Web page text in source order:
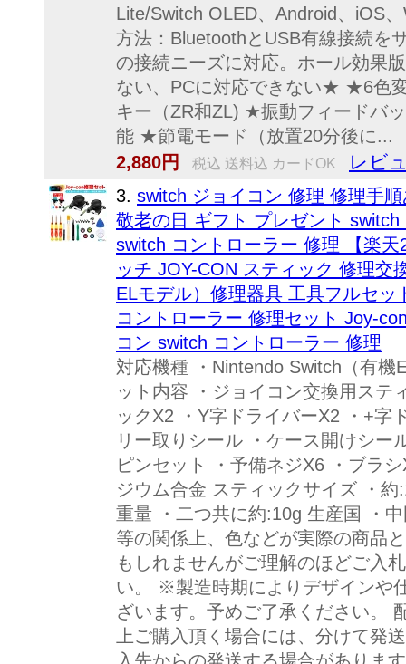
Lite/Switch OLED、Android、iOS
方法：BluetoothとUSB有線接続を
の接続ニーズに対応。ホール効果
ない、PCに対応できない★ ★6色
キー（ZR和ZL) ★振動フィードバ
能 ★節電モード（放置20分後に...
2,880円
税込 送料込 カードOK レビ
3. switch ジョイコン 修理 修理手
敬老の日 ギフト プレゼント
switch コントローラー 修理 【楽
ッチ JOY-CON スティック 修理交
ELモデル）修理器具 工具フルセ
コントローラー 修理セット Joy-
コン switch コントローラー 修理
対応機種 ・Nintendo Switch（有
ット内容 ・ジョイコン交換用ステ
ックX2 ・Y字ドライバーX2 ・+字
リー取りシール ・ケース開けシー
ピンセット ・予備ネジX6 ・ブラ
ジウム合金 スティックサイズ ・
重量 ・二つ共に約:10g 生産国 ・
等の関係上、色などが実際の商品
もしれませんがご理解のほどご入
い。 ※製造時期によりデザインや
ざいます。予めご了承ください。
上ご購入頂く場合には、分けて